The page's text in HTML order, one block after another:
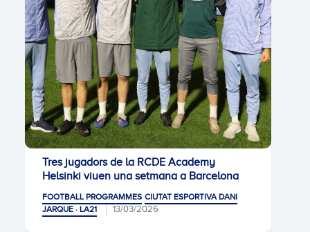
Tres jugadors de la RCDE Academy
Helsinki viuen una setmana a Barcelona
FOOTBALL PROGRAMMES CIUTAT ESPORTIVA DANI
JARQUE · LA21
13/03/2026